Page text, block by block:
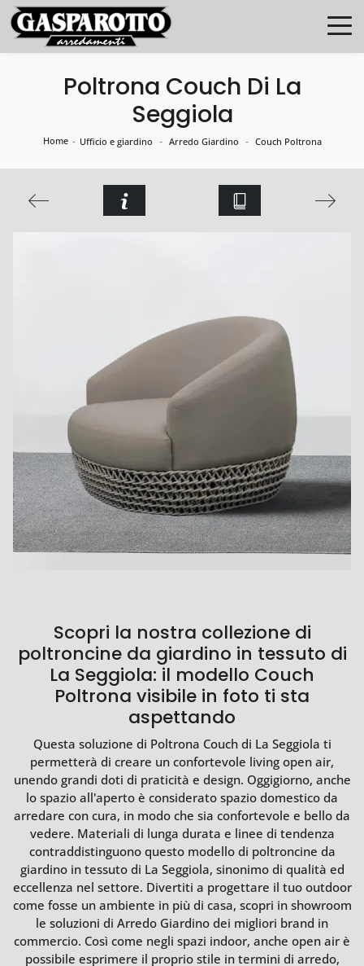
Poltrona Couch Di La
Seggiola
Home - Ufficio e giardino - Arredo Giardino - Couch Poltrona
Scopri la nostra collezione di
poltroncine da giardino in tessuto di
La Seggiola: il modello Couch
Poltrona visibile in foto ti sta
aspettando
Questa soluzione di Poltrona Couch di La Seggiola ti
permetterà di creare un confortevole living open air,
unendo grandi doti di praticità e design. Oggigiorno, anche
lo spazio all'aperto è considerato spazio domestico da
arredare con cura, in modo che sia confortevole e bello da
vedere. Materiali di lunga durata e linee di tendenza
contraddistinguono questo modello di poltroncine da
giardino in tessuto di La Seggiola, sinonimo di qualità ed
eccellenza nel settore. Divertiti a progettare il tuo outdoor
come fosse un ambiente in più di casa, scopri in showroom
le soluzioni di Arredo Giardino dei migliori brand in
commercio. Così come negli spazi indoor, anche open air è
possibile esprimere il proprio stile in termini di arredo,